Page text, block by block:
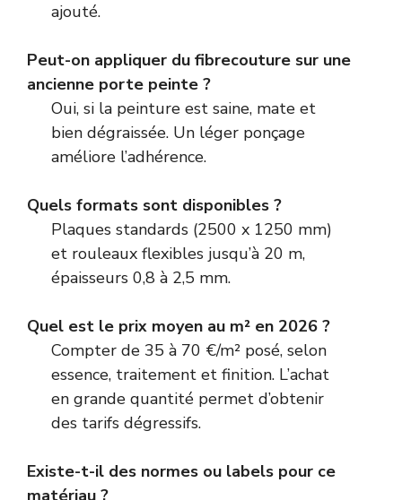
ajouté.
Peut-on appliquer du fibrecouture sur une
ancienne porte peinte ?
Oui, si la peinture est saine, mate et
bien dégraissée. Un léger ponçage
améliore l’adhérence.
Quels formats sont disponibles ?
Plaques standards (2500 x 1250 mm)
et rouleaux flexibles jusqu’à 20 m,
épaisseurs 0,8 à 2,5 mm.
Quel est le prix moyen au m² en 2026 ?
Compter de 35 à 70 €/m² posé, selon
essence, traitement et finition. L’achat
en grande quantité permet d’obtenir
des tarifs dégressifs.
Existe-t-il des normes ou labels pour ce